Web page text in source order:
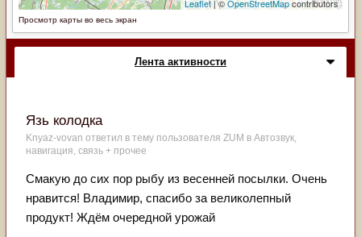
Просмотр карты во весь экран
Лента активности
Язь колодка
Knyaz-vovan ответил в тему пользователя ZUM в Автозвук,
навигация, связь + прочее
Смакую до сих пор рыбу из весенней посылки. Очень
нравится! Владимир, спасибо за великолепный
продукт! Ждём очередной урожай